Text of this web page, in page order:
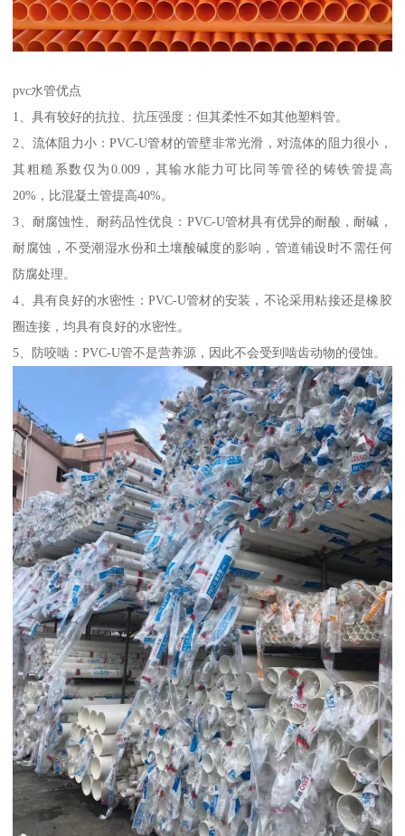
pvc水管优点
1、具有较好的抗拉、抗压强度：但其柔性不如其他塑料管。
2、流体阻力小：PVC-U管材的管壁非常光滑，对流体的阻力很小，
其粗糙系数仅为0.009，其输水能力可比同等管径的铸铁管提高
20%，比混凝土管提高40%。
3、耐腐蚀性、耐药品性优良：PVC-U管材具有优异的耐酸，耐碱，
耐腐蚀，不受潮湿水份和土壤酸碱度的影响，管道铺设时不需任何
防腐处理。
4、具有良好的水密性：PVC-U管材的安装，不论采用粘接还是橡胶
圈连接，均具有良好的水密性。
5、防咬啮：PVC-U管不是营养源，因此不会受到啮齿动物的侵蚀。